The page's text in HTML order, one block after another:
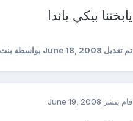
يابختنا بيكي ياندا
تم تعديل June 18, 2008 بواسطه
قام بنشر June 19, 2008